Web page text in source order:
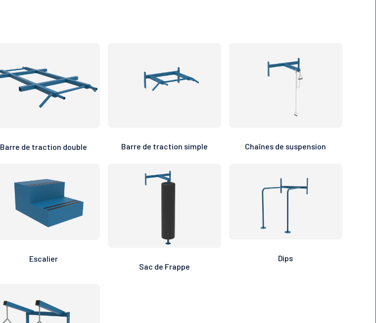
Barre de traction double Barre de traction simple Chaînes de suspension
Escalier
Sac de Frappe
Dips